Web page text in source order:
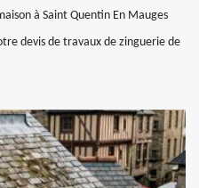
à Saint Quentin En Mauges
devis de travaux de zinguerie de